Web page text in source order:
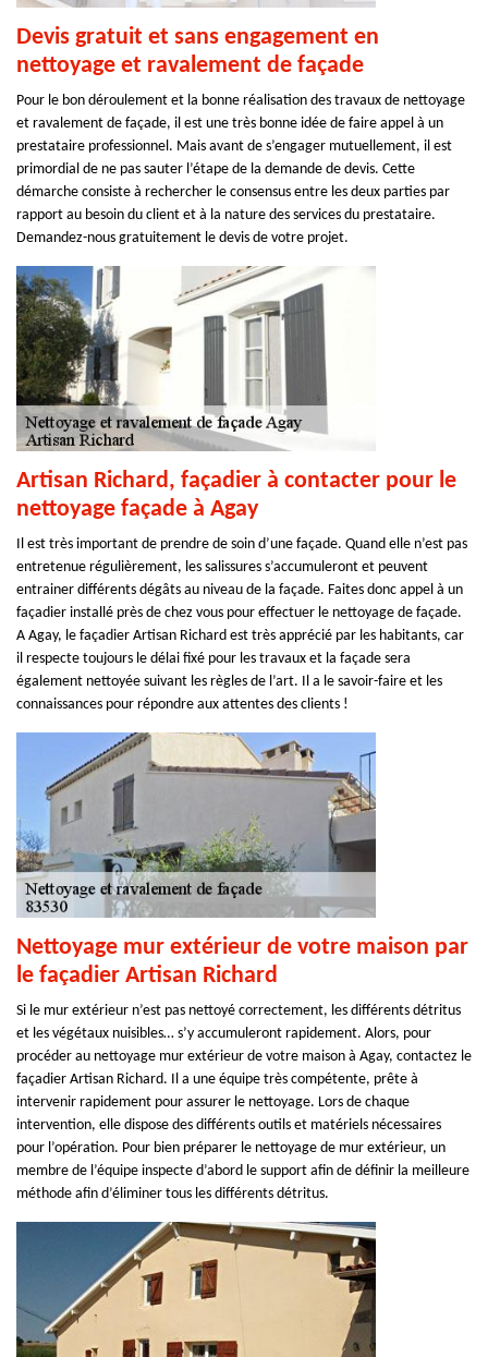
Devis gratuit et sans engagement en
nettoyage et ravalement de façade
Pour le bon déroulement et la bonne réalisation des travaux de nettoyage
et ravalement de façade, il est une très bonne idée de faire appel à un
prestataire professionnel. Mais avant de s’engager mutuellement, il est
primordial de ne pas sauter l’étape de la demande de devis. Cette
démarche consiste à rechercher le consensus entre les deux parties par
rapport au besoin du client et à la nature des services du prestataire.
Demandez-nous gratuitement le devis de votre projet.
Artisan Richard, façadier à contacter pour le
nettoyage façade à Agay
Il est très important de prendre de soin d’une façade. Quand elle n’est pas
entretenue régulièrement, les salissures s’accumuleront et peuvent
entrainer différents dégâts au niveau de la façade. Faites donc appel à un
façadier installé près de chez vous pour effectuer le nettoyage de façade.
A Agay, le façadier Artisan Richard est très apprécié par les habitants, car
il respecte toujours le délai fixé pour les travaux et la façade sera
également nettoyée suivant les règles de l’art. Il a le savoir-faire et les
connaissances pour répondre aux attentes des clients !
Nettoyage mur extérieur de votre maison par
le façadier Artisan Richard
Si le mur extérieur n’est pas nettoyé correctement, les différents détritus
et les végétaux nuisibles… s’y accumuleront rapidement. Alors, pour
procéder au nettoyage mur extérieur de votre maison à Agay, contactez le
façadier Artisan Richard. Il a une équipe très compétente, prête à
intervenir rapidement pour assurer le nettoyage. Lors de chaque
intervention, elle dispose des différents outils et matériels nécessaires
pour l’opération. Pour bien préparer le nettoyage de mur extérieur, un
membre de l’équipe inspecte d’abord le support afin de définir la meilleure
méthode afin d’éliminer tous les différents détritus.